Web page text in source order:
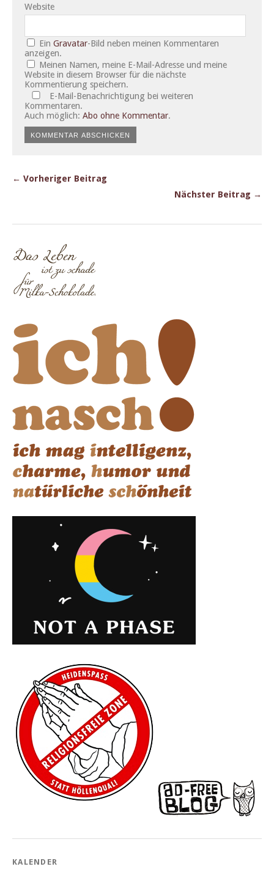
Website
EinGravatar-Bild neben meinen Kommentaren
anzeigen.
Meinen Namen, meine E-Mail-Adresse und meine
Website in diesem Browser für die nächste
Kommentierung speichern.
E-Mail-Benachrichtigung bei weiteren
Kommentaren.
Auch möglich: Abo ohne Kommentar.
← Vorheriger Beitrag
Nächster Beitrag →
KALENDER